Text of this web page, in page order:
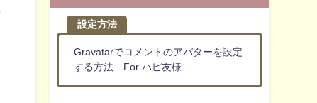
設定方法
Gravatarでコメントのアバターを設定
する方法 For ハピ友様